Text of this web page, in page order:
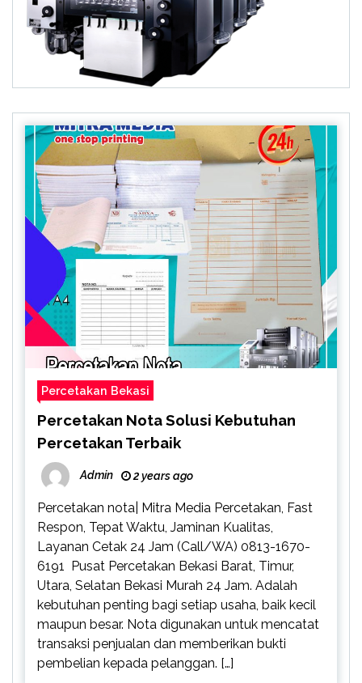
Percetakan Bekasi
Percetakan Nota Solusi Kebutuhan
Percetakan Terbaik
Admin 2 years ago
Percetakan nota| Mitra Media Percetakan, Fast
Respon, Tepat Waktu, Jaminan Kualitas,
Layanan Cetak 24 Jam (Call/WA) 0813-1670-
6191 Pusat Percetakan Bekasi Barat, Timur,
Utara, Selatan Bekasi Murah 24 Jam. Adalah
kebutuhan penting bagi setiap usaha, baik kecil
maupun besar. Nota digunakan untuk mencatat
transaksi penjualan dan memberikan bukti
pembelian kepada pelanggan. […]